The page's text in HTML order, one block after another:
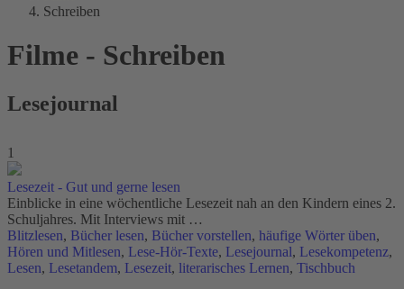
Schreiben
Filme - Schreiben
Lesejournal
1
Lesezeit - Gut und gerne lesen
Einblicke in eine wöchentliche Lesezeit nah an den Kindern eines 2.
Schuljahres. Mit Interviews mit …
Blitzlesen, Bücher lesen, Bücher vorstellen, häufige Wörter üben,
Hören und Mitlesen, Lese-Hör-Texte, Lesejournal, Lesekompetenz,
Lesen, Lesetandem, Lesezeit, literarisches Lernen, Tischbuch